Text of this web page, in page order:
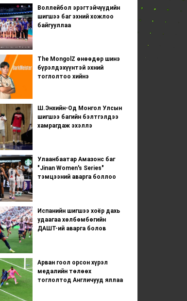
Воллейбол эрэгтэйчүүдийн
шигшээ баг эхний хожлоо
байгууллаа
The MongolZ өнөөдөр шинэ
бүрэлдэхүүнтэй эхний
тоглолтоо хийнэ
Ш.Энхийн-Од Монгол Улсын
шигшээ багийн бэлтгэлдээ
хамрагдаж эхэллэ
Улаанбаатар Амазонс баг
"Jinan Women's Series"
тэмцээний аварга боллоо
Испанийн шигшээ хоёр дахь
удаагаа хөлбөмбөгийн
ДАШТ-ий аварга болов
Арван гоол орсон хүрэл
медалийн төлөөх
тоглолтод Англичууд яллаа